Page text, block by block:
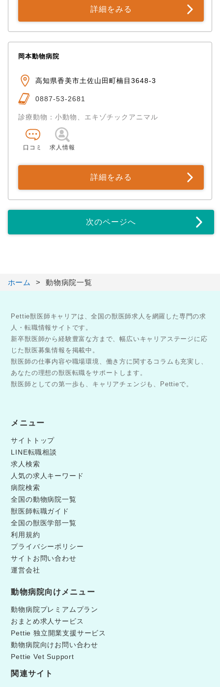
詳細をみる
岡本動物病院
高知県香美市土佐山田町楠目3648-3
0887-53-2681
診療動物：小動物、エキゾチックアニマル
口コミ 求人情報
詳細をみる
次のページへ
ホーム 動物病院一覧
Pettie獣医師キャリアは、全国の獣医師求人を網羅した専門の求
人・転職情報サイトです。
新卒獣医師から経験豊富な方まで、幅広いキャリアステージに応
じた獣医募集情報を掲載中。
獣医師の仕事内容や職場環境、働き方に関するコラムも充実し、
あなたの理想の獣医転職をサポートします。
獣医師としての第一歩も、キャリアチェンジも、Pettieで。
メニュー
サイトトップ
LINE転職相談
求人検索
人気の求人キーワード
病院検索
全国の動物病院一覧
獣医師転職ガイド
全国の獣医学部一覧
利用規約
プライバシーポリシー
サイトお問い合わせ
運営会社
動物病院向けメニュー
動物病院プレミアムプラン
おまとめ求人サービス
Pettie 独立開業支援サービス
動物病院向けお問い合わせ
Pettie Vet Support
関連サイト